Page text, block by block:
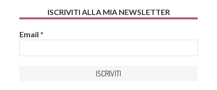
ISCRIVITI ALLA MIA NEWSLETTER
Email *